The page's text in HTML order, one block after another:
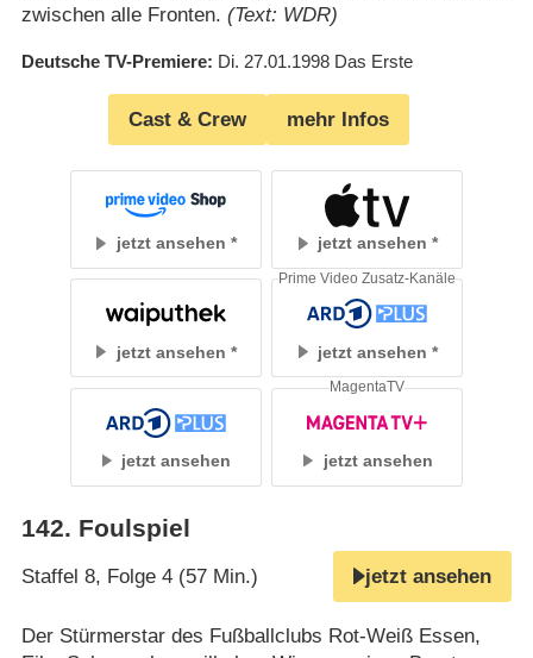
zwischen alle Fronten. (Text: WDR)
Deutsche TV-Premiere Di. 27.01.1998 Das Erste
Cast & Crew mehr Infos
jetzt ansehen jetzt ansehen
jetzt ansehen jetzt ansehen
Prime Video Zusatz-Kanäle
jetzt ansehen jetzt ansehen
MagentaTV
142. Foulspiel
Staffel 8, Folge 4 (57 Min.) jetzt ansehen
Der Stürmerstar des Fußballclubs Rot-Weiß Essen,